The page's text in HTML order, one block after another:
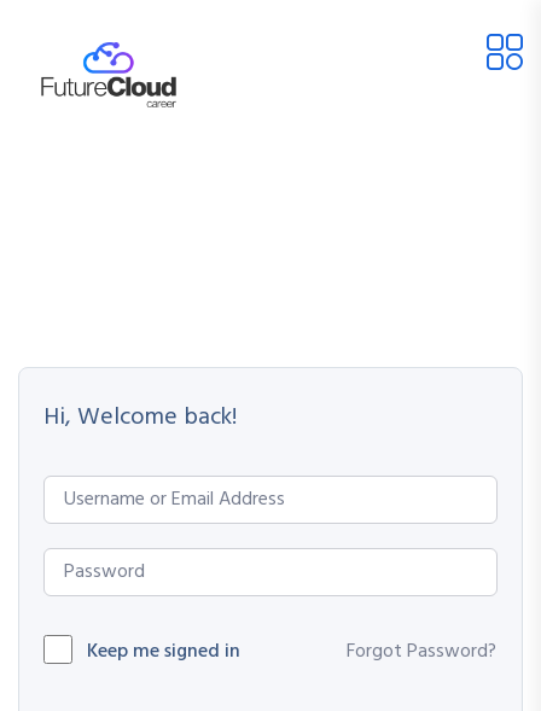
Hi, Welcome back!
Keep me signed in Forgot Password?